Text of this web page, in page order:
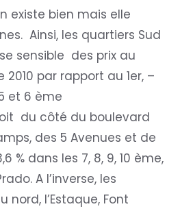
existe bien mais elle
Ainsi, les quartiers Sud
sensible des prix au
par rapport au 1er, –
et 6 ème
du côté du boulevard
des 5 Avenues et de
% dans les 7, 8, 9, 10 ème,
A l’inverse, les
nord, l’Estaque, Font